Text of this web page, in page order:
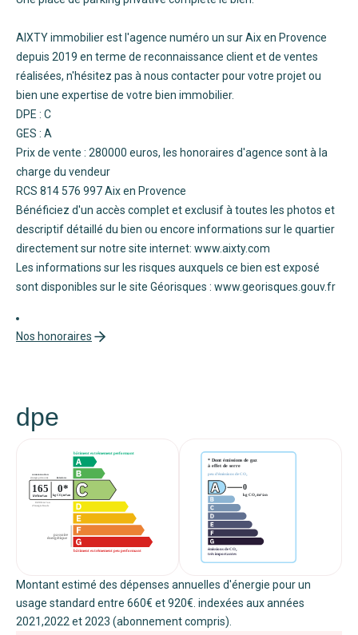
AIXTY immobilier est l'agence numéro un sur Aix en Provence
depuis 2019 en terme de reconnaissance client et de ventes
réalisées, n'hésitez pas à nous contacter pour votre projet ou
bien une expertise de votre bien immobilier.
DPE : C
GES : A
Prix de vente : 280000 euros, les honoraires d'agence sont à la
charge du vendeur
RCS 814 576 997 Aix en Provence
Bénéficiez d'un accès complet et exclusif à toutes les photos et
descriptif détaillé du bien ou encore informations sur le quartier
directement sur notre site internet: www.aixty.com
Les informations sur les risques auxquels ce bien est exposé
sont disponibles sur le site Géorisques : www.georisques.gouv.fr
Nos honoraires
dpe
Montant estimé des dépenses annuelles d'énergie pour un
usage standard entre 660€ et 920€. indexées aux années
2021,2022 et 2023 (abonnement compris).